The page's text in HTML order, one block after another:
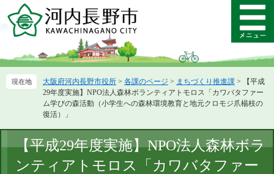
ー
先
ニ
を
へ
メ
ニ
ー
大阪府河内長野市役所 > 各課のページ > まちづくり推進課 >
【平成
29年度実施】NPO法人森林ボランティアトモロス「カワバタファー
ム学びの森活動（小学生への森林環境教育と地元クロモジ爪楊枝の
復活）」
文
【平成29年度実施】NPO法人森林ボラ
ンティアトモロス「カワバタファー